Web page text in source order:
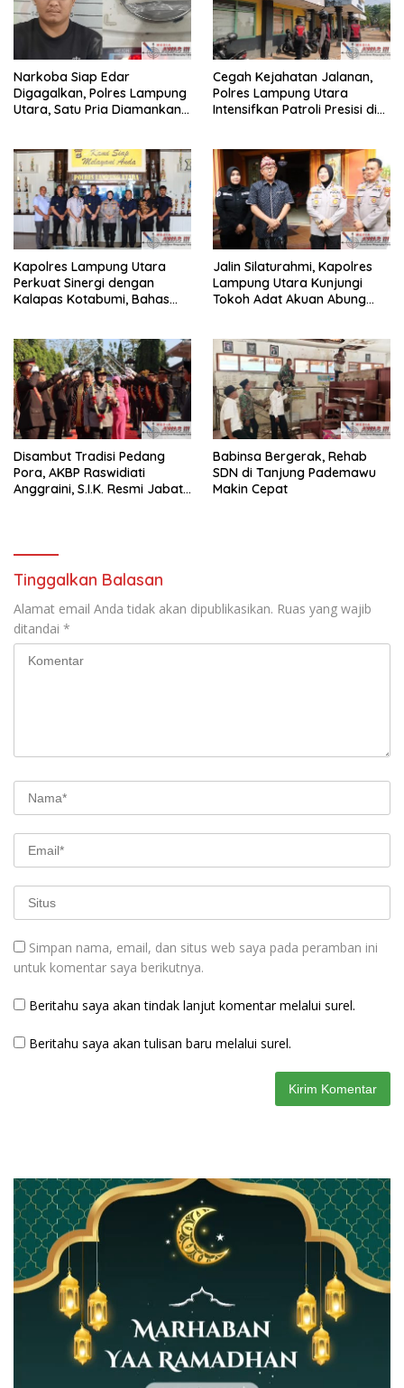
Narkoba Siap Edar
Digagalkan, Polres Lampung
Utara, Satu Pria Diamankan
Cegah Kejahatan Jalanan,
Polres Lampung Utara
Intensifkan Patroli Presisi di
Kapolres Lampung Utara
Perkuat Sinergi dengan
Kalapas Kotabumi, Bahas
Jalin Silaturahmi, Kapolres
Lampung Utara Kunjungi
Tokoh Adat Akuan Abung
Disambut Tradisi Pedang
Pora, AKBP Raswidiati
Anggraini, S.I.K. Resmi Jabat
Babinsa Bergerak, Rehab
SDN di Tanjung Pademawu
Makin Cepat
Tinggalkan Balasan
Alamat email Anda tidak akan dipublikasikan. Ruas yang wajib
ditandai *
Simpan nama, email, dan situs web saya pada peramban ini
untuk komentar saya berikutnya.
Beritahu saya akan tindak lanjut komentar melalui surel.
Beritahu saya akan tulisan baru melalui surel.